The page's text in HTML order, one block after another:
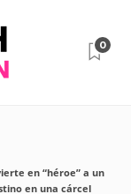
0
en “héroe” a un
en una cárcel